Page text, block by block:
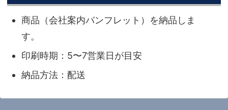
商品（会社案内パンフレット）を納品しま
す。
印刷時期：5〜7営業日が目安
納品方法：配送